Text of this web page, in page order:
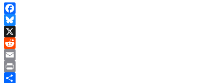
Facebook
Bluesky
X
Reddit
Email
Print